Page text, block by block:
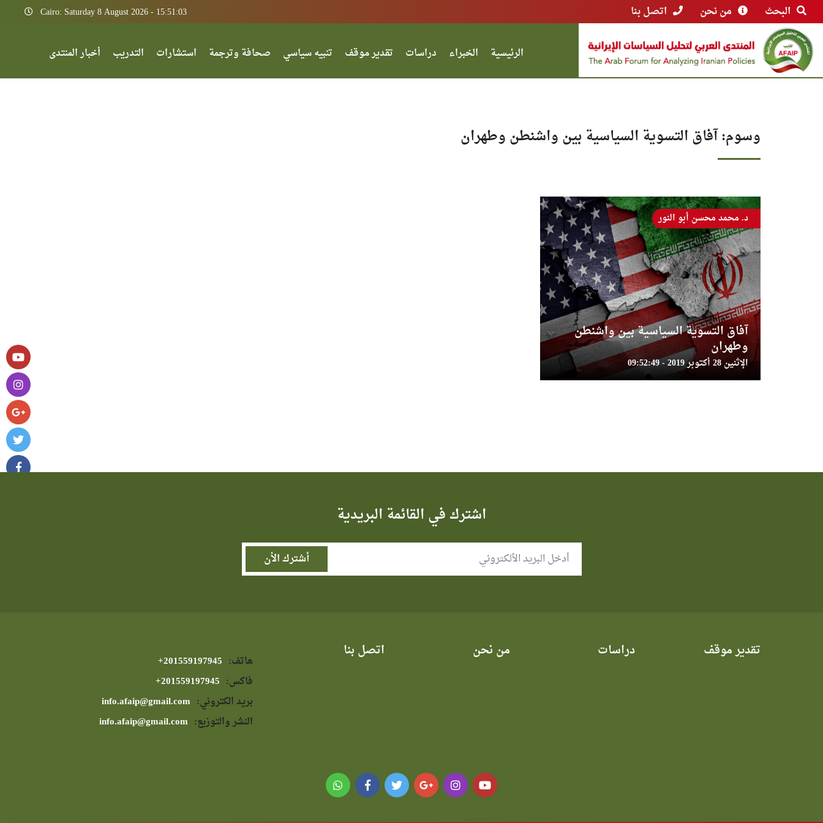
البحث من نحن اتصل بنا Cairo: Saturday 8 August 2026 - 15:51:03
الرئيسية الخبراء دراسات تقدير موقف تنبيه سياسي صحافة وترجمة استشارات التدريب أخبار المنتدى
وسوم: آفاق التسوية السياسية بين واشنطن وطهران
آفاق التسوية السياسية بين واشنطن
وطهران
الإثنين 28 أكتوبر 2019 - 09:52:49
د. محمد محسن أبو النور
اشترك في القائمة البريدية
تقدير موقف دراسات من نحن اتصل بنا
هاتف:
فاكس:
بريد الكتروني:
النشر والتوزيع: